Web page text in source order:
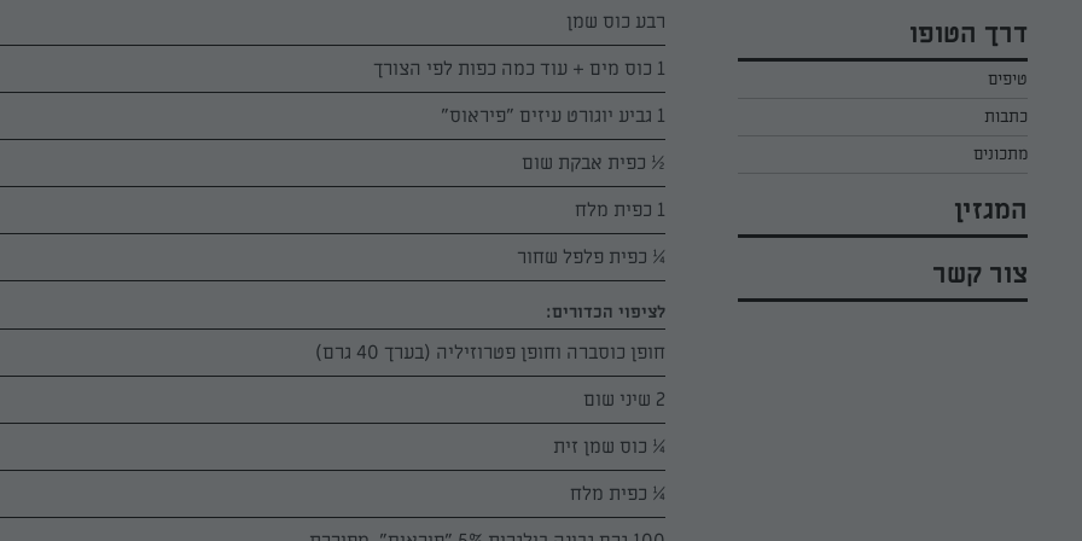
סלטים לפסח
עוגיות לפסח
קארין בנולול
מירי כהן
רובי מיכאל
דרך הטופו
טיפים
כתבות
מתכונים
המגזין
צור קשר
רבע כוס שמן
1 כוס מים + עוד כמה כפות לפי הצורך
1 גביע יוגורט עיזים "פיראוס"
½ כפית אבקת שום
1 כפית מלח
¼ כפית פלפל שחור
לציפוי הכדורים:
חופן כוסברה וחופן פטרוזיליה (בערך 40 גרם)
2 שיני שום
¼ כוס שמן זית
¼ כפית מלח